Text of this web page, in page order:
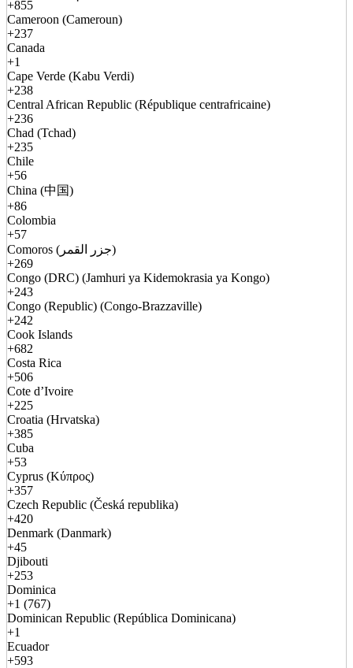
+855
Cameroon (Cameroun)
+237
Canada
+1
Cape Verde (Kabu Verdi)
+238
Central African Republic (République centrafricaine)
+236
Chad (Tchad)
+235
Chile
+56
China (中国)
+86
Colombia
+57
Comoros (جزر القمر)
+269
Congo (DRC) (Jamhuri ya Kidemokrasia ya Kongo)
+243
Congo (Republic) (Congo-Brazzaville)
+242
Cook Islands
+682
Costa Rica
+506
Cote d’Ivoire
+225
Croatia (Hrvatska)
+385
Cuba
+53
Cyprus (Κύπρος)
+357
Czech Republic (Česká republika)
+420
Denmark (Danmark)
+45
Djibouti
+253
Dominica
+1 (767)
Dominican Republic (República Dominicana)
+1
Ecuador
+593